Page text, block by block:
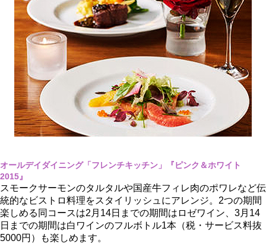
オールデイダイニング「フレンチキッチン」『ピンク＆ホワイト
2015』
スモークサーモンのタルタルや国産牛フィレ肉のポワレなど伝
統的なビストロ料理をスタイリッシュにアレンジ。2つの期間
楽しめる同コースは2月14日までの期間はロゼワイン、3月14
日までの期間は白ワインのフルボトル1本（税・サービス料抜
5000円）も楽しめます。